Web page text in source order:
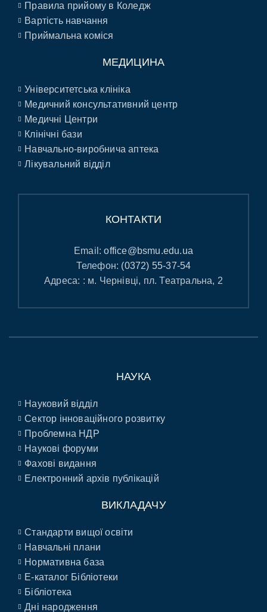
Правила прийому в Коледж
Вартість навчання
Приймальна коміся
МЕДИЦИНА
Університетська клініка
Медичний консультативний центр
Медичні Центри
Клінічні бази
Навчально-виробнича аптека
Лікувальний відділ
КОНТАКТИ
Email:office@bsmu.edu.ua
Телефон: (0372) 55-37-54
Адреса: : м. Чернівці, пл. Театральна, 2
НАУКА
Науковий відділ
Сектор інноваційного розвитку
Проблемна НДР
Наукові форуми
Фахові видання
Електронний архів публікацій
ВИКЛАДАЧУ
Стандарти вищої освіти
Навчальні плани
Нормативна база
E-каталог Бібліотеки
Бібліотека
Дні народження